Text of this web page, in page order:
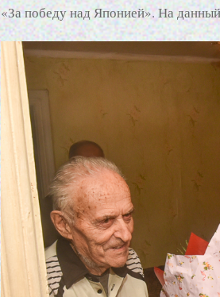
«За победу над Японией». На